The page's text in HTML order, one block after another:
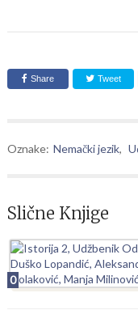
Share Tweet
Oznake: Nemački jezik,
Slične Knjige
0